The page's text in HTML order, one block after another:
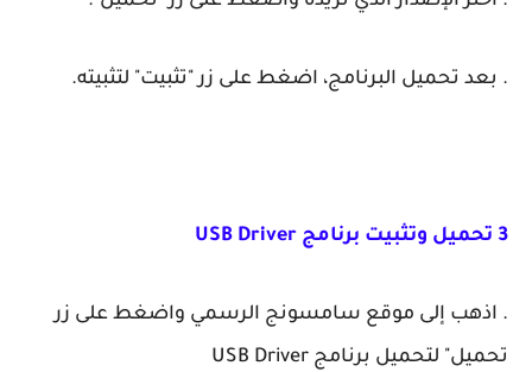
. بعد تحميل البرنامج، اضغط على زر "تثبيت" لتثبيته.
3 تحميل وتثبيت برنامج USB Driver
. اذهب إلى موقع سامسونج الرسمي واضغط على زر
تحميل" لتحميل برنامج USB Driver‏